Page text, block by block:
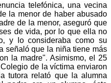
telefónica, una vecina
la menor de haber abusado
de la menor, aseguró que
de vida, por lo que ella no
y lo consideraba como su
señaló que la niña tiene más
la madre". Asimismo, el 25
de la víctima enviaron
tutora relató que la alumna